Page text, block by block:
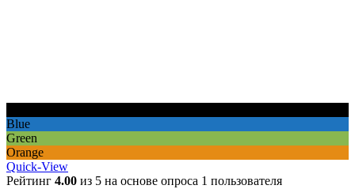
Blue
Green
Orange
Quick-View
Рейтинг 4.00 из 5 на основе опроса 1 пользователя